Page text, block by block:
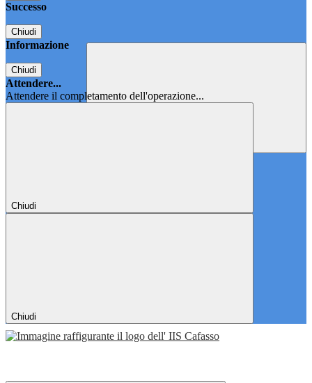
Successo
Chiudi
Informazione
Chiudi
Attendere...
Attendere il completamento dell'operazione...
Chiudi
Chiudi